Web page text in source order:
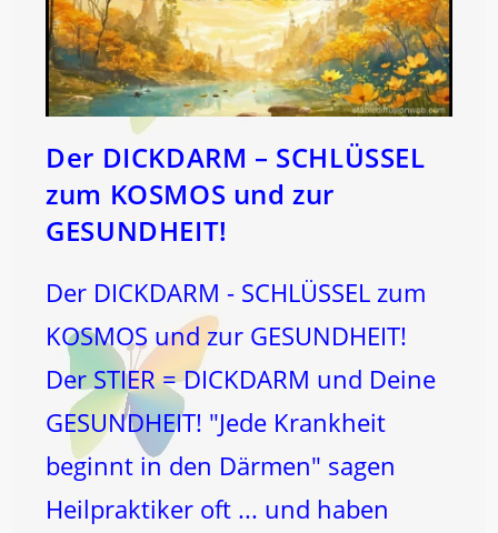
Der DICKDARM – SCHLÜSSEL
zum KOSMOS und zur
GESUNDHEIT!
Der DICKDARM - SCHLÜSSEL zum
KOSMOS und zur GESUNDHEIT!
Der STIER = DICKDARM und Deine
GESUNDHEIT! "Jede Krankheit
beginnt in den Därmen" sagen
Heilpraktiker oft ... und haben